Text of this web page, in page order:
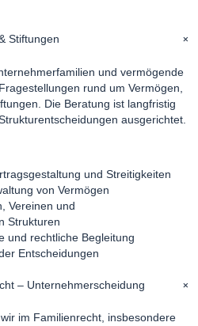
Stiftungen +
und vermögende
rund um Vermögen,
Die Beratung ist langfristig
ausgerichtet.
und Streitigkeiten
von Vermögen
Vereinen und
Strukturen
und rechtliche Begleitung
Entscheidungen
– Unternehmerscheidung +
im Familienrecht, insbesondere